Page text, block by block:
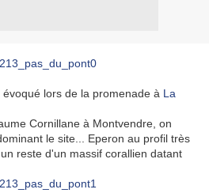
lors de la promenade à La
Cornillane à Montvendre, on
le site... Eperon au profil très
reste d'un massif corallien datant